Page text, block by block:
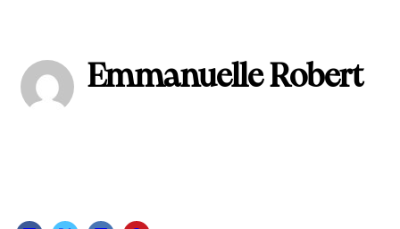
Emmanuelle Robert